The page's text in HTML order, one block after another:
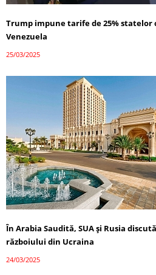
Trump impune tarife de 25%
Venezuela
25/03/2025
În Arabia Saudită, SUA și Rusia
războiului din Ucraina
24/03/2025